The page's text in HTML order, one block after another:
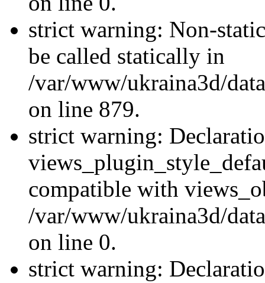
strict warning: Non-
be called statically in
/var/www/ukraina3d/
on line 879.
strict warning:
compatible with
/var/www/ukraina3d/
on line 0.
strict warning: